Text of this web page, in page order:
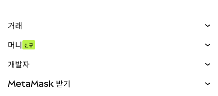
거래
무기한 선물
실물자산
머니 신규
개발자
MetaMask 받기